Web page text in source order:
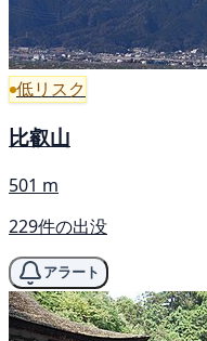
低リスク
比叡山
501 m
229件の出没
アラート